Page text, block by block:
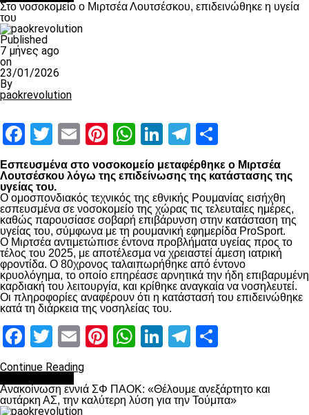
Στο νοσοκομείο ο Μιρτσέα Λουτσέσκου, επιδεινώθηκε η υγεία
του
Published
7 μήνες ago
on
23/01/2026
By
paokrevolution
Facebook
Twitter
EmailPinterest
WhatsApp
LinkedIn
Telegram
Εσπευσμένα στο νοσοκομείο μεταφέρθηκε ο Μιρτσέα
Λουτσέσκου λόγω της επιδείνωσης της κατάστασης της
υγείας του.
Ο ομοσπονδιακός τεχνικός της εθνικής Ρουμανίας εισήχθη
εσπευσμένα σε νοσοκομείο της χώρας τις τελευταίες ημέρες,
καθώς παρουσίασε σοβαρή επιβάρυνση στην κατάσταση της
υγείας του, σύμφωνα με τη ρουμανική εφημερίδα ProSport.
Ο Μιρτσέα αντιμετώπισε έντονα προβλήματα υγείας προς το
τέλος του 2025, με αποτέλεσμα να χρειαστεί άμεση ιατρική
φροντίδα. Ο 80χρονος ταλαιπωρήθηκε από έντονο
κρυολόγημα, το οποίο επηρέασε αρνητικά την ήδη επιβαρυμένη
καρδιακή του λειτουργία, και κρίθηκε αναγκαία να νοσηλευτεί.
Οι πληροφορίες αναφέρουν ότι η κατάστασή του επιδεινώθηκε
κατά τη διάρκεια της νοσηλείας του.
Facebook
Twitter
EmailPinterest
WhatsApp
LinkedIn
Telegram
Continue Reading
Ανακοίνωση εννιά ΣΦ ΠΑΟΚ: «Θέλουμε ανεξάρτητο και
αυτάρκη ΑΣ, την καλύτερη λύση για την Τούμπα»